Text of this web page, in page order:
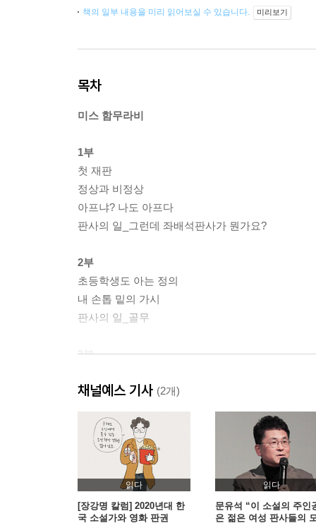
책의 일부 내용을 미리 읽어보실 수 있습니다. 미리보기
목차
미스 함무라비
1부
첫 재판
정상과 비정상
아프냐? 나도 아프다
판사의 일_그런데 좌배석판사가 뭔가요?
2부
초등학생도 아는 정의
내 손톱 밑의 가시
판사의 일_골무
3부
우리가 돈이 없지 가오가 없냐
성공의 길
타협의 길
판사의 일_기록
4부
흐트러진 단 하나의 실오라기
잊힐 권리, 잊을 의무
채널예스 기사 (2개)
읽다
[장강명 칼럼] 2020년대 한
국 소설가와 영화 판권
읽다
문유석 “이 소설의 주인
은 젊은 여성 판사들의